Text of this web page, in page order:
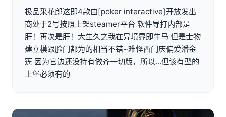
极品采花郎这即4款由[poker interactive]开放发出
商处于2号按照上架steamer平台 软件导打内部是
肝！再次是肝！大生久之我在异境界即牛马 但是士物
建立模跟脸门都为的相当不错~难怪西门庆偏爱潘金
莲 因为官边还没持有做齐一切版，所以…但该有型的
上堡必须有的